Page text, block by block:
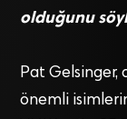
olduğunu
Pat Gelsinger,
önemli